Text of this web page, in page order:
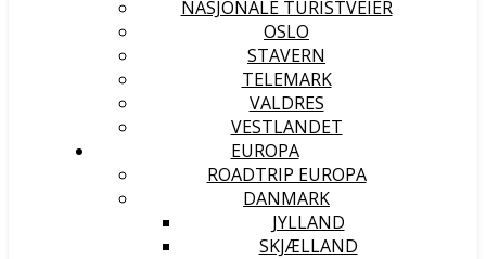
NASJONALE TURISTVEIER
OSLO
STAVERN
TELEMARK
VALDRES
VESTLANDET
EUROPA
ROADTRIP EUROPA
DANMARK
JYLLAND
SKJÆLLAND